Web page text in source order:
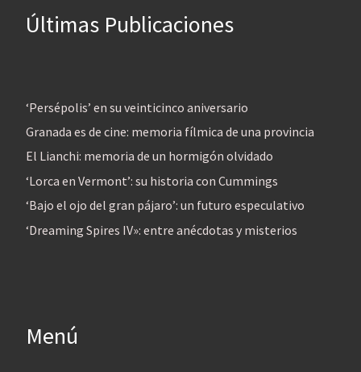
Últimas Publicaciones
‘Persépolis’ en su veinticinco aniversario
Granada es de cine: memoria fílmica de una provincia
El Lianchi: memoria de un hormigón olvidado
‘Lorca en Vermont’: su historia con Cummings
‘Bajo el ojo del gran pájaro’: un futuro especulativo
‘Dreaming Spires IV»: entre anécdotas y misterios
Menú